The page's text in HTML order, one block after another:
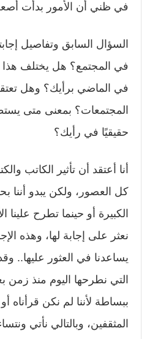
في ظني أن الأمور بدأت
السؤال السابق وتفاصيل
في المجتمع؟ هل يختلف هذا
في الماضي برأيك؟ وهل
المجتمعات؟ بمعنى متى
حقيقيًا في رأيك؟
أنا أعتقد أن تأثير الكاتب
كل العصور، ولكن يبدو أننا
الكبيرة أو حينما تطرح علينا
نعثر على إجابة لها، وهذه
يساعدنا في العثور عليها..
التي نطرحها اليوم منذ زمن
ببساطة لأننا لم نكن قرأناه
المثقفين، وبالتالي نأتي